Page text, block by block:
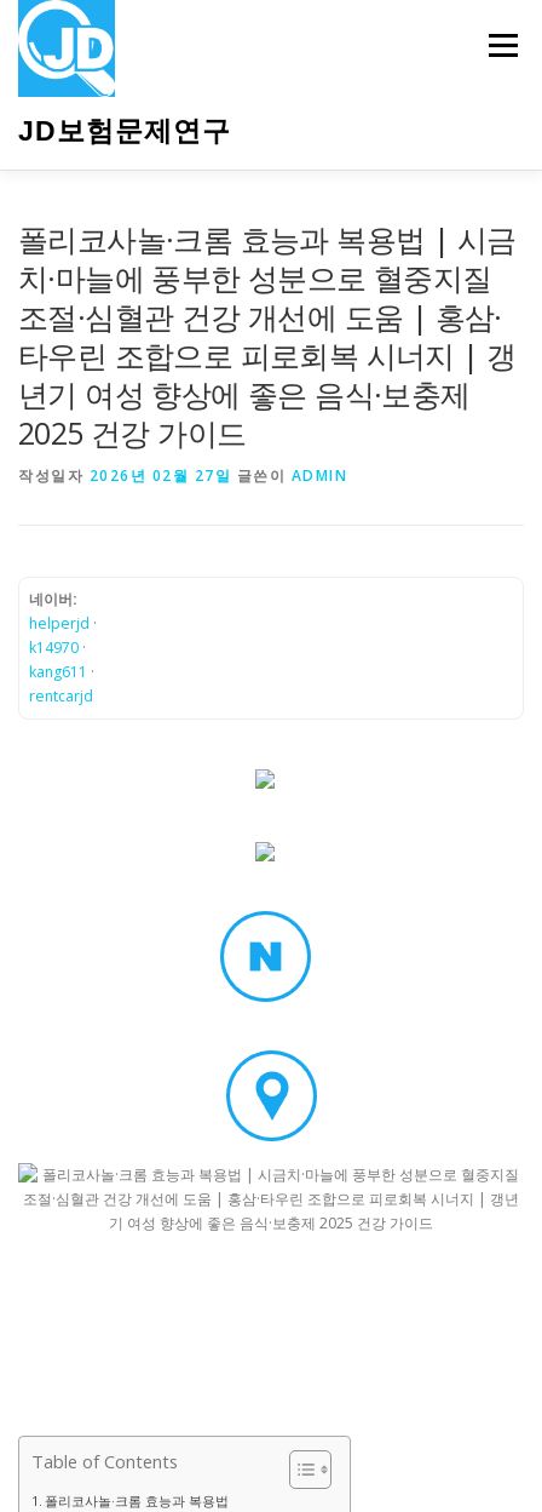
JD보험문제연구
메뉴
폴리코사놀·크롬 효능과 복용법 | 시금
치·마늘에 풍부한 성분으로 혈중지질
조절·심혈관 건강 개선에 도움 | 홍삼·
타우린 조합으로 피로회복 시너지 | 갱
년기 여성 향상에 좋은 음식·보충제
2025 건강 가이드
작성일자 2026년 02월 27일 글쓴이 ADMIN
네이버:
helperjd ·
k14970 ·
kang611 ·
rentcarjd
Table of Contents
폴리코사놀·크롬 효능과 복용법